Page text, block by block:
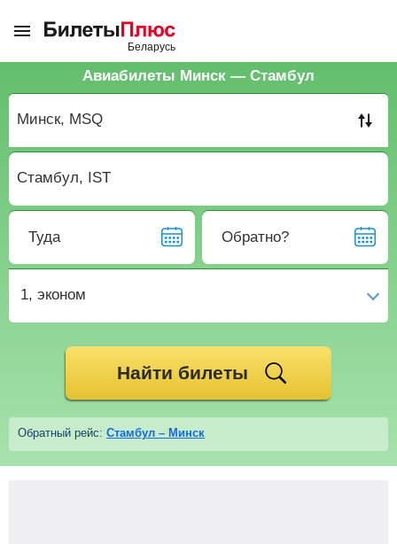
Авиабилеты Минск — Стамбул
Туда Обратно?
1, эконом
Найти билеты
Обратный рейс: Стамбул – Минск